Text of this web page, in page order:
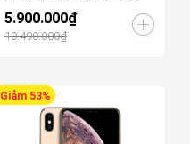
5.900.000₫
10.490.000₫
Giảm 53%